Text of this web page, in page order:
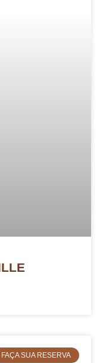
FAÇA SUA RESERVA